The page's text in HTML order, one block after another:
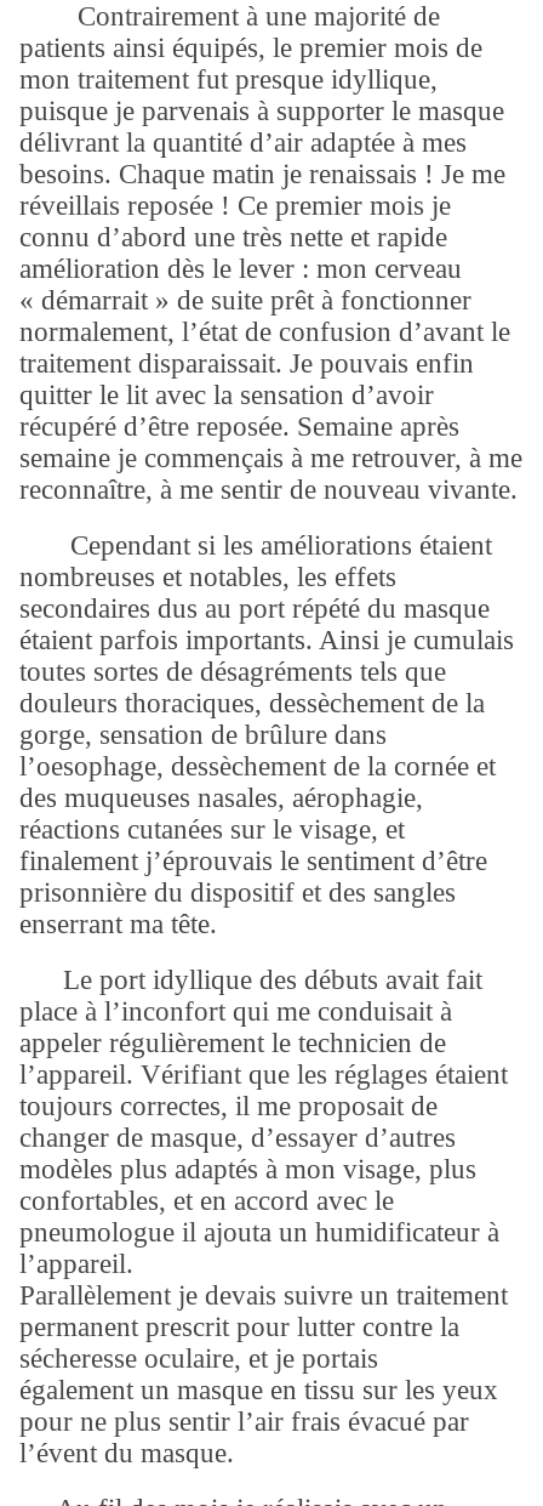
Contrairement à une majorité de
patients ainsi équipés, le premier mois de
mon traitement fut presque idyllique,
puisque je parvenais à supporter le masque
délivrant la quantité d’air adaptée à mes
besoins. Chaque matin je renaissais ! Je me
réveillais reposée ! Ce premier mois je
connu d’abord une très nette et rapide
amélioration dès le lever : mon cerveau
« démarrait » de suite prêt à fonctionner
normalement, l’état de confusion d’avant le
traitement disparaissait. Je pouvais enfin
quitter le lit avec la sensation d’avoir
récupéré d’être reposée. Semaine après
semaine je commençais à me retrouver, à me
reconnaître, à me sentir de nouveau vivante.
Cependant si les améliorations étaient
nombreuses et notables, les effets
secondaires dus au port répété du masque
étaient parfois importants. Ainsi je cumulais
toutes sortes de désagréments tels que
douleurs thoraciques, dessèchement de la
gorge, sensation de brûlure dans
l’oesophage, dessèchement de la cornée et
des muqueuses nasales, aérophagie,
réactions cutanées sur le visage, et
finalement j’éprouvais le sentiment d’être
prisonnière du dispositif et des sangles
enserrant ma tête.
Le port idyllique des débuts avait fait
place à l’inconfort qui me conduisait à
appeler régulièrement le technicien de
l’appareil. Vérifiant que les réglages étaient
toujours correctes, il me proposait de
changer de masque, d’essayer d’autres
modèles plus adaptés à mon visage, plus
confortables, et en accord avec le
pneumologue il ajouta un humidificateur à
l’appareil.
Parallèlement je devais suivre un traitement
permanent prescrit pour lutter contre la
sécheresse oculaire, et je portais
également un masque en tissu sur les yeux
pour ne plus sentir l’air frais évacué par
l’évent du masque.